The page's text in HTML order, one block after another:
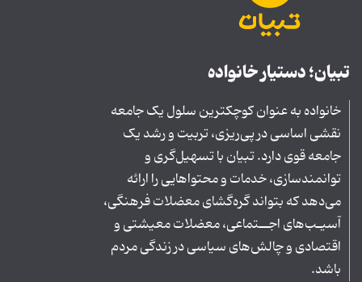
تبیان؛ دستیار خانواده
خانواده به عنوان کوچکترین سلول یک جامعه
نقشی اساسی در پی‌ریزی، تربیت و رشد یک
جامعه قوی دارد. تبیان با تسهیل‌گری و
توانمندسازی، خدمات و محتواهایی را ارائه
می‌دهد که بتواند گره‌گشای معضلات فرهنگی،
آسیـب‌های اجــتماعی، معضلات معیشتی و
اقتصادی و چالش‌های سیاسی در زندگی مردم
باشد.